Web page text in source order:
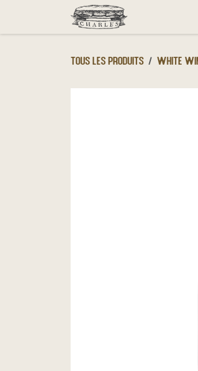
Se rendre au contenu
Tous les produits White